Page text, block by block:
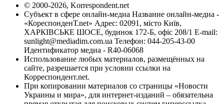
© 2000-2026, Korrespondent.net
Субъект в сфере онлайн-медиа Название онлайн-медиа -
«КореспонденТ.net» Адрес: 02091, місто Київ,
ХАРКІВСЬКЕ ШОСЕ, будинок 172-Б, офіс 208/1 E-mail:
sunlight@mediadim.com.ua Телефон: 044-205-43-00
Идентификатор медиа - R40-06068
Использование любых материалов, размещённых на
сайте, разрешается при условии ссылки на
Корреспондент.net.
При копировании материалов со страницы «Новости
Украины и мира», для интернет-изданий – обязательна